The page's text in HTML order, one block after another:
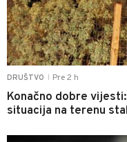
DRUŠTVO Pre 2 h
Konačno dobre
situacija na terenu